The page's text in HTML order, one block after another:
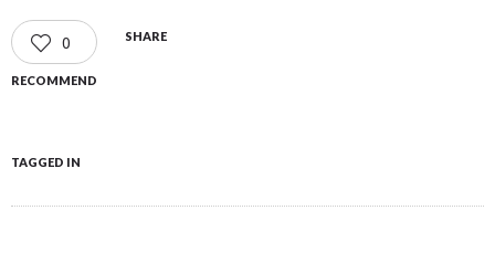
0
RECOMMEND
SHARE
TAGGED IN